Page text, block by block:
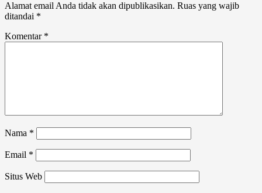
Alamat email Anda tidak akan dipublikasikan. Ruas yang wajib
ditandai *
Komentar *
Nama *
Email *
Situs Web